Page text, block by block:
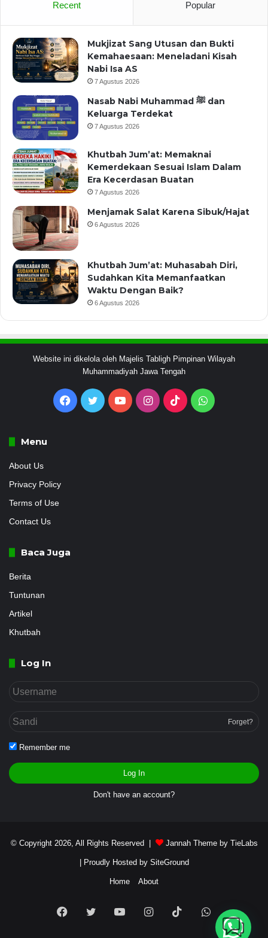
Recent Popular
Mukjizat Sang Utusan dan Bukti
Kemahaesaan: Meneladani Kisah
Nabi Isa AS
7 Agustus 2026
Nasab Nabi Muhammad ﷺ dan
Keluarga Terdekat
7 Agustus 2026
Khutbah Jum’at: Memaknai
Kemerdekaan Sesuai Islam Dalam
Era Kecerdasan Buatan
7 Agustus 2026
Menjamak Salat Karena Sibuk/Hajat
6 Agustus 2026
Khutbah Jum’at: Muhasabah Diri,
Sudahkan Kita Memanfaatkan
Waktu Dengan Baik?
6 Agustus 2026
Website ini dikelola oleh Majelis Tabligh Pimpinan Wilayah
Muhammadiyah Jawa Tengah
Facebook
Twitter YouTubeInstagram
TikTokWhatsApp
Menu
About Us
Privacy Policy
Terms of Use
Contact Us
Baca Juga
Berita
Tuntunan
Artikel
Khutbah
Log In
Forget?
Remember me
Log In
Don't have an account?
© Copyright 2026, All Rights Reserved | Jannah Theme by TieLabs
| Proudly Hosted by SiteGround
Home About
Facebook
Twitter YouTubeInstagramTikTokWhatsApp